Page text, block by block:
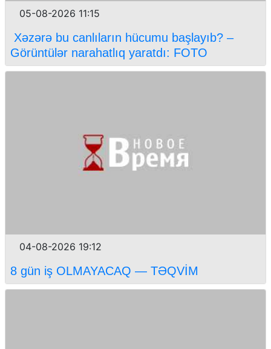
05-08-2026 11:15
Xəzərə bu canlıların hücumu başlayıb? –
Görüntülər narahatlıq yaratdı: FOTO
04-08-2026 19:12
8 gün iş OLMAYACAQ — TƏQVİM